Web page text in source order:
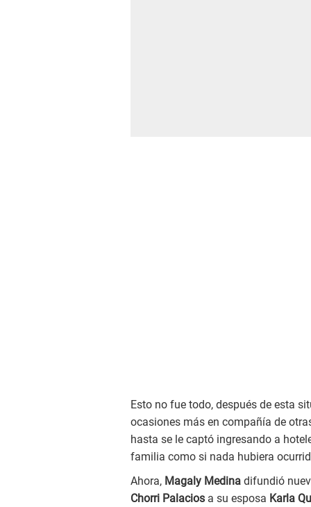
Esto no fue todo, después de esta
ocasiones más en compañía de
hasta se le captó ingresando a
familia como si nada hubiera
Ahora, Magaly Medina difundió
Chorri Palacios a su esposa Karla